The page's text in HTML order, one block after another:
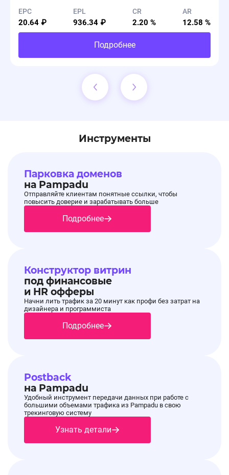
EPC
20.64 ₽
EPL
936.34 ₽
CR
2.20 %
AR
12.58 %
Подробнее
Инструменты
Парковка доменов
на Pampadu
Отправляйте клиентам понятные ссылки, чтобы
повысить доверие и зарабатывать больше
Подробнее
Конструктор витрин
под финансовые
и HR офферы
Начни лить трафик за 20 минут как профи без затрат на
дизайнера и программиста
Подробнее
Postback
на Pampadu
Удобный инструмент передачи данных при работе с
большими объемами трафика из Pampadu в свою
трекинговую систему
Узнать детали